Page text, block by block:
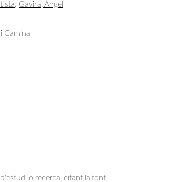
; Gavira, Ángel
Caminal
o recerca, citant la font